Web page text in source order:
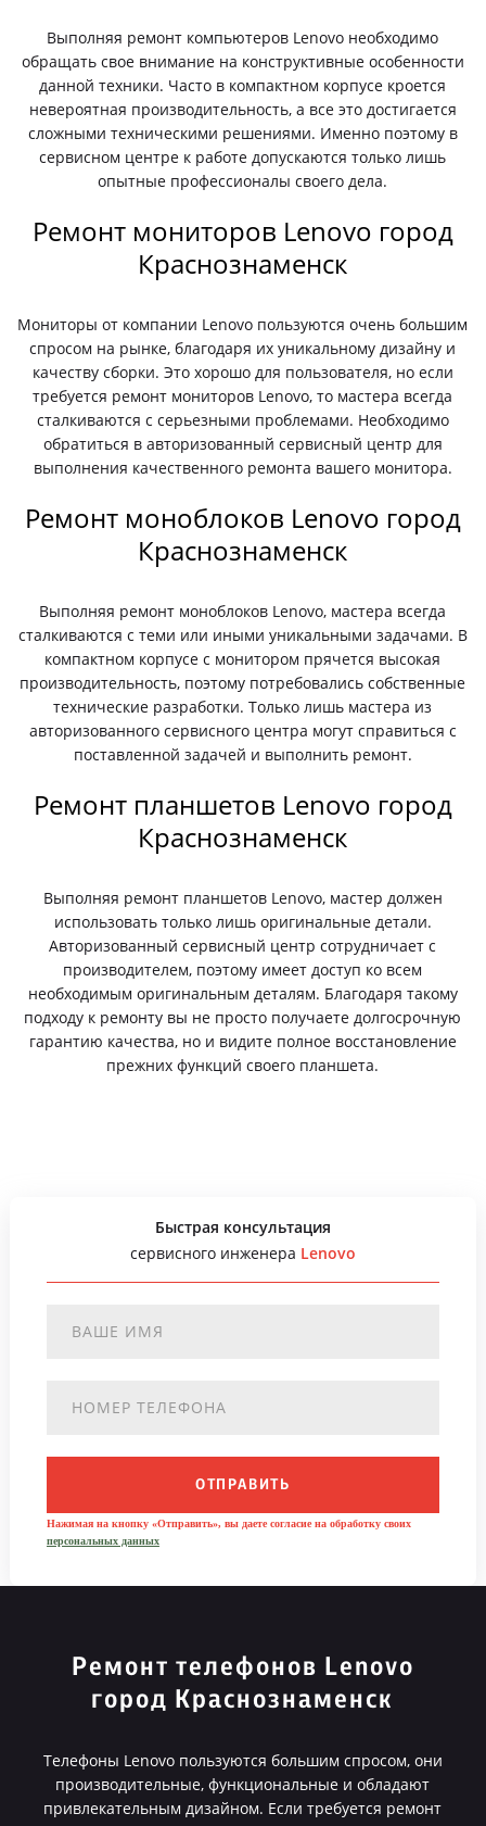
Выполняя ремонт компьютеров Lenovo необходимо
обращать свое внимание на конструктивные особенности
данной техники. Часто в компактном корпусе кроется
невероятная производительность, а все это достигается
сложными техническими решениями. Именно поэтому в
сервисном центре к работе допускаются только лишь
опытные профессионалы своего дела.
Ремонт мониторов Lenovo город
Краснознаменск
Мониторы от компании Lenovo пользуются очень большим
спросом на рынке, благодаря их уникальному дизайну и
качеству сборки. Это хорошо для пользователя, но если
требуется ремонт мониторов Lenovo, то мастера всегда
сталкиваются с серьезными проблемами. Необходимо
обратиться в авторизованный сервисный центр для
выполнения качественного ремонта вашего монитора.
Ремонт моноблоков Lenovo город
Краснознаменск
Выполняя ремонт моноблоков Lenovo, мастера всегда
сталкиваются с теми или иными уникальными задачами. В
компактном корпусе с монитором прячется высокая
производительность, поэтому потребовались собственные
технические разработки. Только лишь мастера из
авторизованного сервисного центра могут справиться с
поставленной задачей и выполнить ремонт.
Ремонт планшетов Lenovo город
Краснознаменск
Выполняя ремонт планшетов Lenovo, мастер должен
использовать только лишь оригинальные детали.
Авторизованный сервисный центр сотрудничает с
производителем, поэтому имеет доступ ко всем
необходимым оригинальным деталям. Благодаря такому
подходу к ремонту вы не просто получаете долгосрочную
гарантию качества, но и видите полное восстановление
прежних функций своего планшета.
Быстрая консультация
сервисного инженера Lenovo
ОТПРАВИТЬ
Нажимая на кнопку «Отправить», вы даете согласие на обработку своих
персональных данных
Ремонт телефонов Lenovo
город Краснознаменск
Телефоны Lenovo пользуются большим спросом, они
производительные, функциональные и обладают
привлекательным дизайном. Если требуется ремонт